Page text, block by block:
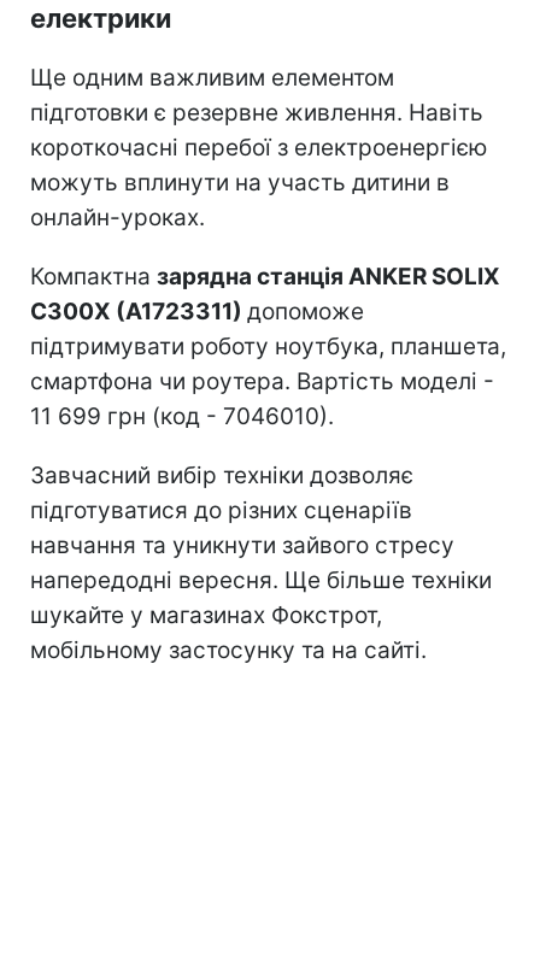
електрики
Ще одним важливим елементом
підготовки є резервне живлення. Навіть
короткочасні перебої з електроенергією
можуть вплинути на участь дитини в
онлайн-уроках.
Компактна зарядна станція ANKER SOLIX
C300X (A1723311) допоможе
підтримувати роботу ноутбука, планшета,
смартфона чи роутера. Вартість моделі -
11 699 грн (код - 7046010).
Завчасний вибір техніки дозволяє
підготуватися до різних сценаріїв
навчання та уникнути зайвого стресу
напередодні вересня. Ще більше техніки
шукайте у магазинах Фокстрот,
мобільному застосунку та на сайті.